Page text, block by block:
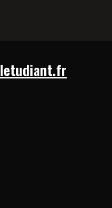
letudiant.fr